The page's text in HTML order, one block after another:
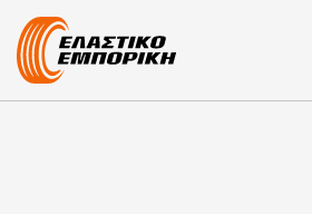
Main Navigation